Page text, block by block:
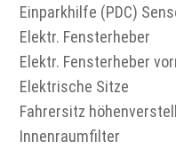
Einparkhilfe (PDC)
Elektr. Fensterheber
Elektr. Fensterheber
Elektrische Sitze
Fahrersitz
Innenraumfilter